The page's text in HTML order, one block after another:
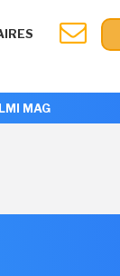
LMI MAG